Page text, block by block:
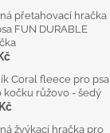
přetahovací hračka
FUN DURABLE
Coral fleece pro psa
kočku růžovo - šedý
žvýkací hračka pro